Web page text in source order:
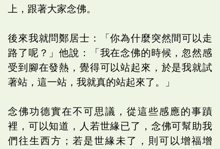
上，跟著大家念佛。
後來我就問鄭居士：「你為什麼突然間可以走
路了呢？」他說：「我在念佛的時候，忽然感
受到腳在發熱，覺得可以站起來，於是我就試
著站，這一站，我就真的站起來了。」
念佛功德實在不可思議，從這些感應的事蹟
裡，可以知道，人若世緣已了，念佛可幫助我
們往生西方；若是世緣未了，則可以增福增